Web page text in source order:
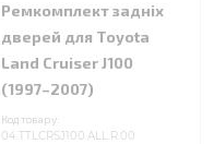
Ремкомплект задніх
дверей для Toyota
Land Cruiser J100
(1997–2007)
Код товару:
04.TTLCRSJ100.ALL.R.00